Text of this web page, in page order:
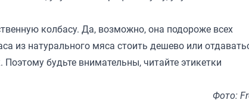
колбасу. Да, возможно, она подороже всех
из натурального мяса стоить дешево или
будьте внимательны, читайте этикетки
Фото: